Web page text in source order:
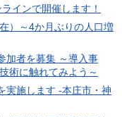
インで開催します！
）～4か月ぶりの人口増
加者を募集 ～導入事
術に触れてみよう～
実施します -本庄市・神